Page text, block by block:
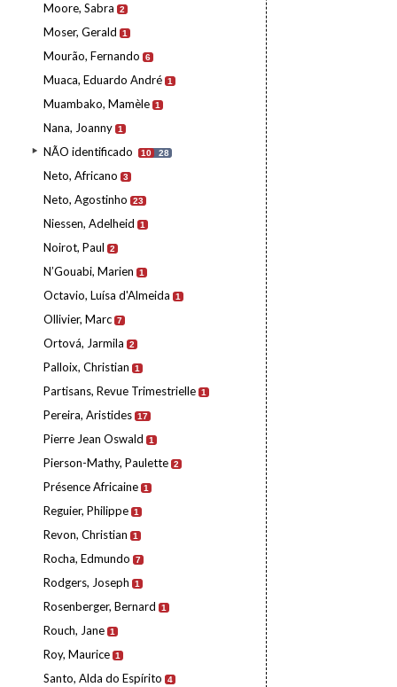
Moore, Sabra 2
Moser, Gerald 1
Mourão, Fernando 6
Muaca, Eduardo André 1
Muambako, Mamèle 1
Nana, Joanny 1
NÃO identificado 10 28
Neto, Africano 3
Neto, Agostinho 23
Niessen, Adelheid 1
Noirot, Paul 2
N’Gouabi, Marien 1
Octavio, Luísa d'Almeida 1
Ollivier, Marc 7
Ortová, Jarmila 2
Palloix, Christian 1
Partisans, Revue Trimestrielle 1
Pereira, Aristides 17
Pierre Jean Oswald 1
Pierson-Mathy, Paulette 2
Présence Africaine 1
Reguier, Philippe 1
Revon, Christian 1
Rocha, Edmundo 7
Rodgers, Joseph 1
Rosenberger, Bernard 1
Rouch, Jane 1
Roy, Maurice 1
Santo, Alda do Espírito 4